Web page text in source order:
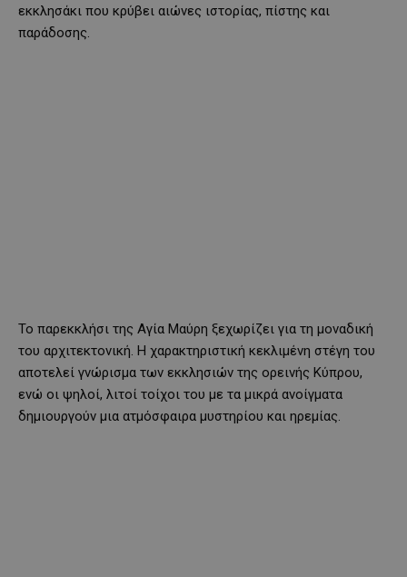
εκκλησάκι που κρύβει αιώνες ιστορίας, πίστης και
παράδοσης.
Το παρεκκλήσι της Αγία Μαύρη ξεχωρίζει για τη μοναδική
του αρχιτεκτονική. Η χαρακτηριστική κεκλιμένη στέγη του
αποτελεί γνώρισμα των εκκλησιών της ορεινής Κύπρου,
ενώ οι ψηλοί, λιτοί τοίχοι του με τα μικρά ανοίγματα
δημιουργούν μια ατμόσφαιρα μυστηρίου και ηρεμίας.